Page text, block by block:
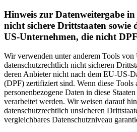
Hinweis zur Datenweitergabe
nicht sichere Drittstaaten sowie
US-Unternehmen, die nicht
Wir verwenden unter anderem Tools
datenschutzrechtlich nicht sicheren
deren Anbieter nicht nach dem EU-US-
(DPF) zertifiziert sind. Wenn diese Tools
personenbezogene Daten in diese
verarbeitet werden. Wir weisen darauf
datenschutzrechtlich unsicheren
vergleichbares Datenschutzniveau